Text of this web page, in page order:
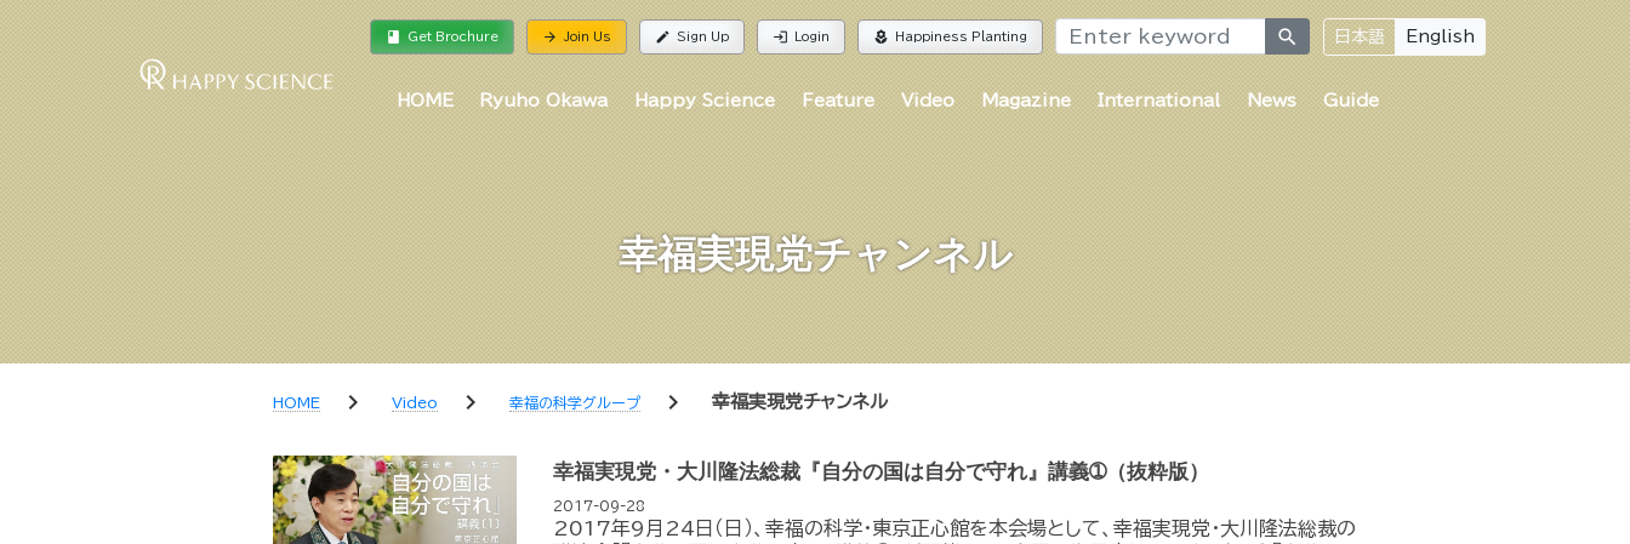
book Get Brochure arrow_forward Join Us edit Sign Up login Login local_florist Happiness Planting search 日本語 English
HOME Ryuho Okawa Happy Science Feature Video Magazine International News Guide
幸福実現党チャンネル
HOME chevron_right Video chevron_right 幸福の科学グループ chevron_right 幸福実現党チャンネル
幸福実現党・大川隆法総裁『自分の国は自分で守れ』講義➀（抜粋版）
2017-09-28
2017年9月24日（日）、幸福の科学・東京正心館を本会場として、幸福実現党・大川隆法総裁の